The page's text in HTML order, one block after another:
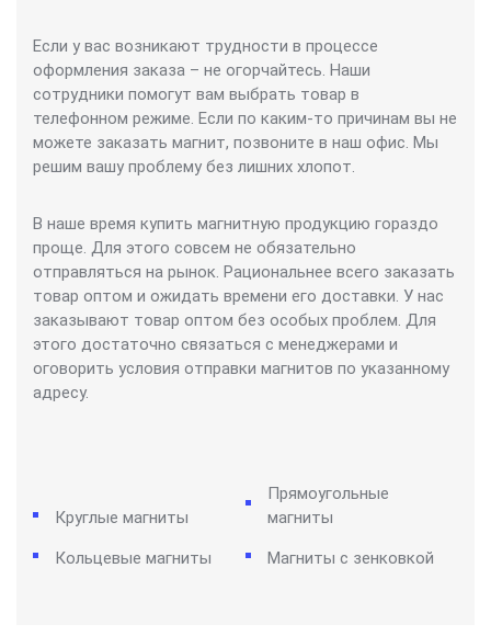
Если у вас возникают трудности в процессе
оформления заказа – не огорчайтесь. Наши
сотрудники помогут вам выбрать товар в
телефонном режиме. Если по каким-то причинам вы не
можете заказать магнит, позвоните в наш офис. Мы
решим вашу проблему без лишних хлопот.
В наше время купить магнитную продукцию гораздо
проще. Для этого совсем не обязательно
отправляться на рынок. Рациональнее всего заказать
товар оптом и ожидать времени его доставки. У нас
заказывают товар оптом без особых проблем. Для
этого достаточно связаться с менеджерами и
оговорить условия отправки магнитов по указанному
адресу.
Круглые магниты
Прямоугольные
магниты
Кольцевые магниты Магниты с зенковкой